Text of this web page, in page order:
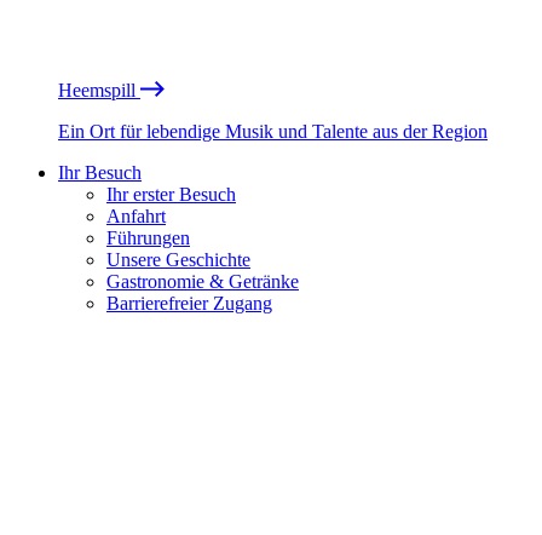
Heemspill
Ein Ort für lebendige Musik und Talente aus der Region
Ihr Besuch
Ihr erster Besuch
Anfahrt
Führungen
Unsere Geschichte
Gastronomie & Getränke
Barrierefreier Zugang